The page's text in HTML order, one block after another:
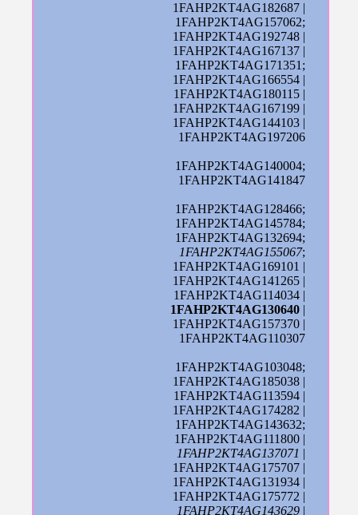
1FAHP2KT4AG182687 |
1FAHP2KT4AG157062;
1FAHP2KT4AG192748 |
1FAHP2KT4AG167137 |
1FAHP2KT4AG171351;
1FAHP2KT4AG166554 |
1FAHP2KT4AG180115 |
1FAHP2KT4AG167199 |
1FAHP2KT4AG144103 |
1FAHP2KT4AG197206
1FAHP2KT4AG140004;
1FAHP2KT4AG141847
1FAHP2KT4AG128466;
1FAHP2KT4AG145784;
1FAHP2KT4AG132694;
1FAHP2KT4AG155067;
1FAHP2KT4AG169101 |
1FAHP2KT4AG141265 |
1FAHP2KT4AG114034 |
1FAHP2KT4AG130640 |
1FAHP2KT4AG157370 |
1FAHP2KT4AG110307
1FAHP2KT4AG103048;
1FAHP2KT4AG185038 |
1FAHP2KT4AG113594 |
1FAHP2KT4AG174282 |
1FAHP2KT4AG143632;
1FAHP2KT4AG111800 |
1FAHP2KT4AG137071 |
1FAHP2KT4AG175707 |
1FAHP2KT4AG131934 |
1FAHP2KT4AG175772 |
1FAHP2KT4AG143629 |